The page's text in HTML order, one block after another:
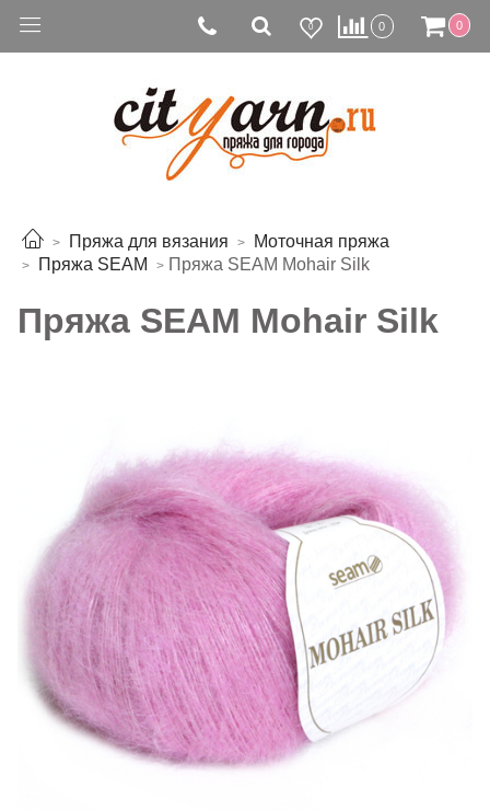
0 0 0
Пряжа для вязания
Моточная пряжа
Пряжа SEAM
Пряжа SEAM Mohair Silk
Пряжа SEAM Mohair Silk